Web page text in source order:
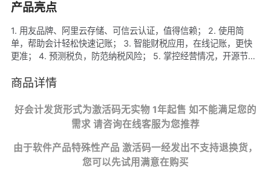
产品亮点
1. 用友品牌、阿里云存储、可信云认证，值得信赖； 2. 使用简
单，帮助会计轻松快速记账； 3. 智能财税应用，在线记账，更快
更准； 4. 预测税负，防范纳税风险； 5. 掌控经营情况，开源节
商品详情
好会计发货形式为激活码无实物 1年起售 如不能满足您的
需求 请咨询在线客服为您推荐
由于软件产品特殊性产品 激活码一经发出不支持退换货，
您可以先试用满意在购买